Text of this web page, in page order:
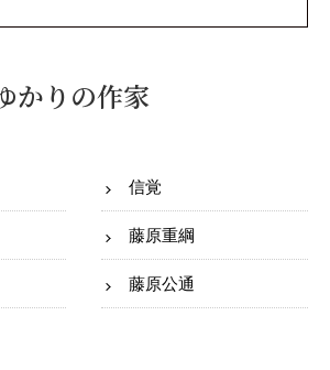
かりの作家
信覚
藤原重綱
藤原公通